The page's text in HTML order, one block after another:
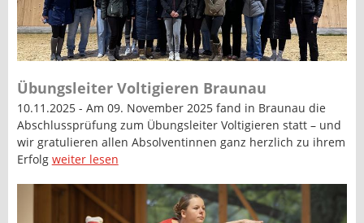
Übungsleiter Voltigieren Braunau
10.11.2025 - Am 09. November 2025 fand in Braunau die
Abschlussprüfung zum Übungsleiter Voltigieren statt – und
wir gratulieren allen Absolventinnen ganz herzlich zu ihrem
Erfolg weiter lesen